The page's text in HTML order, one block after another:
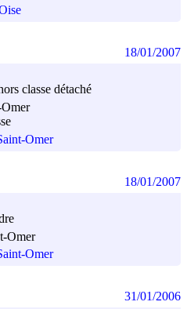
classe détaché
Omer
18/01/2007
Omer
Omer
18/01/2007
31/01/2006